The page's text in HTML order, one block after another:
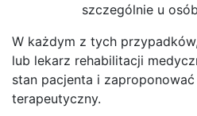
szczególnie u
W każdym z tych
lub lekarz rehabilitacji
stan pacjenta i
terapeutyczny.